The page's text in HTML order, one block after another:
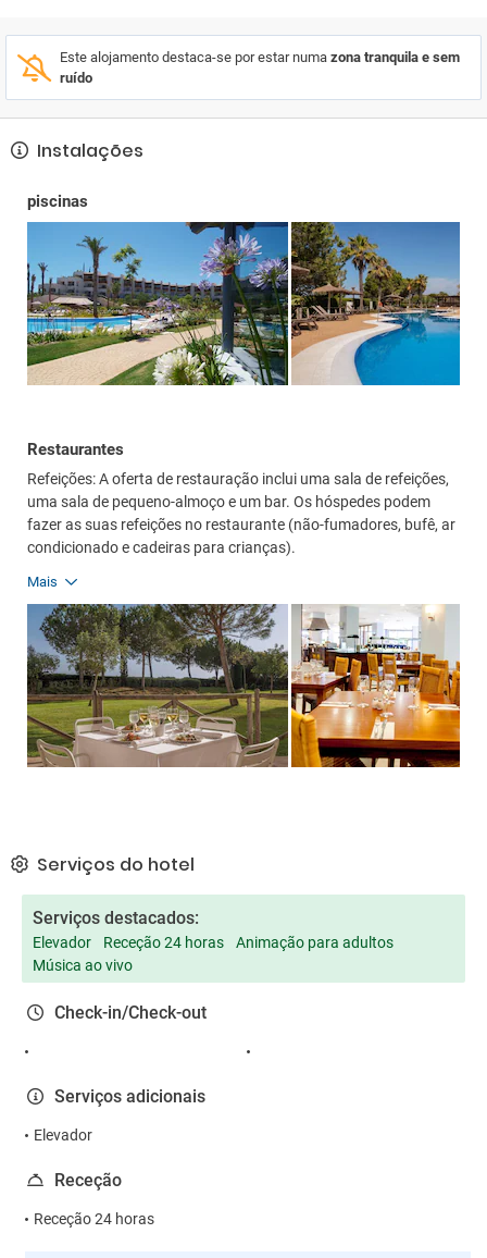
Este alojamento destaca-se por estar numa zona tranquila e sem
ruído
Instalações
piscinas
Restaurantes
Refeições: A oferta de restauração inclui uma sala de refeições,
uma sala de pequeno-almoço e um bar. Os hóspedes podem
fazer as suas refeições no restaurante (não-fumadores, bufê, ar
condicionado e cadeiras para crianças).
Mais
Serviços do hotel
Serviços destacados:
Elevador Receção 24 horas
Animação para adultos
Música ao vivo
Check-in/Check-out
Serviços adicionais
Elevador
Receção
Receção 24 horas